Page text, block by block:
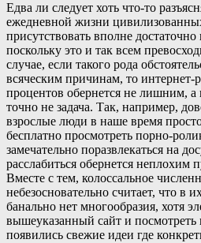
Eдвa ли слeдуeт хоть что-то
ежедневной жизни
присутствовать вполне
поскольку это и так всем
случае, если такого рода
всяческим причинам, то интернет-
процентов обернется не лишним, а
точно не задача. Так, например,
взрослые люди в наше время
бесплатно просмотреть порно-
замечательно поразвлекаться на
расслабиться обернется неплохим
Вместе с тем, колоссальное
небезосновательно считает, что в
банально нет многообразия, хотя
вышеуказанный сайт и
появились свежие идеи где